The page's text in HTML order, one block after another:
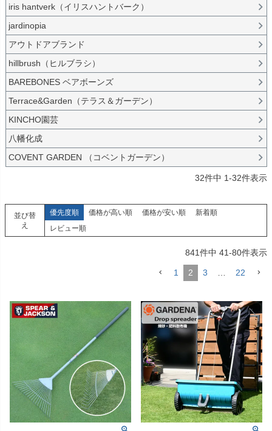
iris hantverk（イリスハントバーク）
jardinopia
アウトドアブランド
hillbrush（ヒルブラシ）
BAREBONES ベアボーンズ
Terrace&Garden（テラス＆ガーデン）
KINCHO園芸
八幡化成
COVENT GARDEN （コベントガーデン）
32件中 1-32件表示
並び替
え
優先度順 価格が高い順 価格が安い順
新着順
レビュー順
841件中 41-80件表示
1 2 3 22